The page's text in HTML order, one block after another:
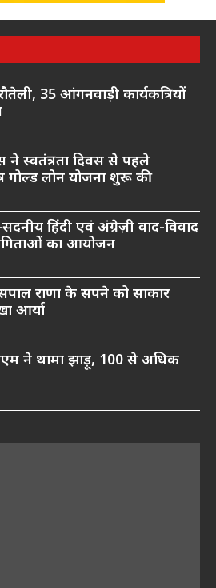
35 आंगनवाड़ी कार्यकत्रियों
स्वतंत्रता दिवस से पहले
लोन योजना शुरू की
हिंदी एवं अंग्रेज़ी वाद-विवाद
का आयोजन
राणा के सपने को साकार
आर्या
ने थामा झाड़ू, 100 से अधिक